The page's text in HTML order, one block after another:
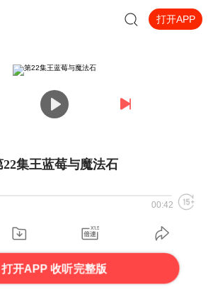
打开APP
22集王蓝莓与魔法石
00:42
打开APP 收听完整版